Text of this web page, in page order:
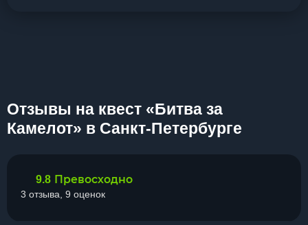
Отзывы на квест «Битва за
Камелот» в Санкт-Петербурге
9.8 Превосходно
3 отзыва, 9 оценок